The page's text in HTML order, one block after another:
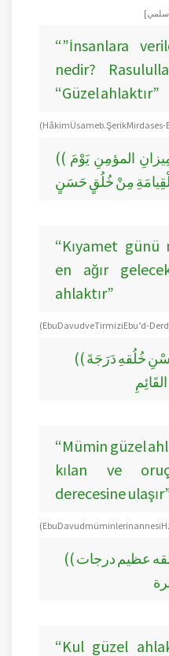
“”İnsanlara
nedir?
“Güzel ahlaktır”
(Hâkim Üsame b. Şerik Mirdas
(( مَا مِنْ شَيْءٍ أَثْقَلُ فِي مِيزانِ المؤمِنِ يَوْمَ
“Kıyamet günü
en ağır
ahlaktır”
(Ebu Davud ve Tirmizi Ebu’d-
(( إِنَّ المؤمنَ لَيُدْرِكُ بِحُسْنِ خُلُقهِ دَرَجَةَ
“Mümin güzel
kılan ve
derecesine
(Ebu Davud müminlerin annesi
(( إن العبد ليبلغ بحسن خلقه عظيم درجات
“Kul güzel